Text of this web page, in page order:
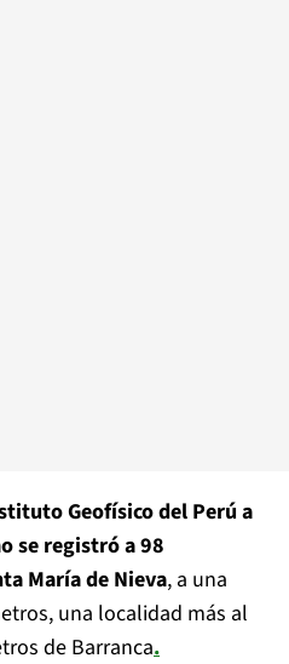
Geofísico del Perú a
se registró a 98
María de Nieva, a una
una localidad más al
de Barranca.